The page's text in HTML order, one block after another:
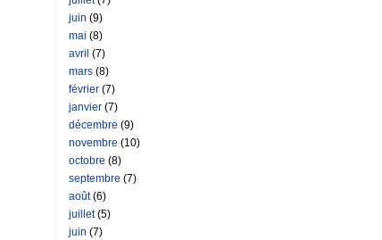
juin (9)
mai (8)
avril (7)
mars (8)
février (7)
janvier (7)
décembre (9)
novembre (10)
octobre (8)
septembre (7)
août(6)
juillet(5)
juin (7)